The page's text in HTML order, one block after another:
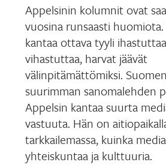
Appelsinin kolumnit ovat
vuosina runsaasti
kantaa ottava tyyli
vihastuttaa, harvat jäävät
välinpitämättömiksi.
suurimman sanomalehden
Appelsin kantaa suurta
vastuuta. Hän on
tarkkailemassa, kuinka
yhteiskuntaa ja kulttuuria.